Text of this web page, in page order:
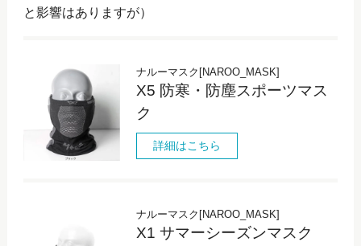
と影響はありますが）
ナルーマスク[NAROO_MASK]
X5 防寒・防塵スポーツマス
ク
詳細はこちら
ナルーマスク[NAROO_MASK]
X1 サマーシーズンマスク